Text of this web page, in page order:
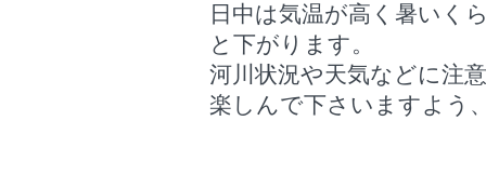
日中は気温が高く暑いく
と下がります。
河川状況や天気などに注
楽しんで下さいますよう